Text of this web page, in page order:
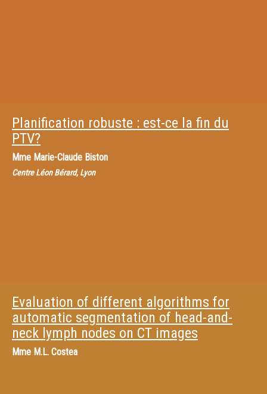
Planification robuste : est-ce la fin du
PTV?
Mme Marie-Claude Biston
Centre Léon Bérard, Lyon
Evaluation of different algorithms for
automatic segmentation of head-and-
neck lymph nodes on CT images
Mme M.L. Costea